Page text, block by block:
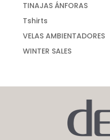
TINAJAS ÁNFORAS
Tshirts
VELAS AMBIENTADORES
WINTER SALES